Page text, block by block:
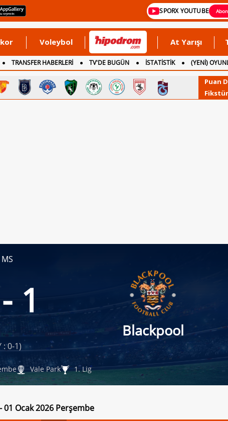
SPORX YOUTUBE
Voleybol At Yarışı
TRANSFER HABERLERİ TV'DE BUGÜN İSTATİSTİK
(YENİ)
Puan
Fikstür
MS
1
Blackpool
: 0-1)
Vale Park 1. Lig
01 Ocak 2026 Perşembe